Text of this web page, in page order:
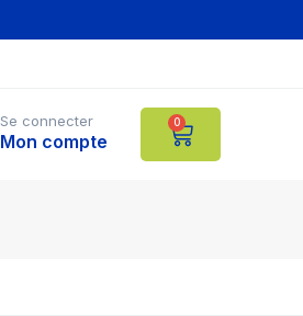
Se connecter
Mon compte
0